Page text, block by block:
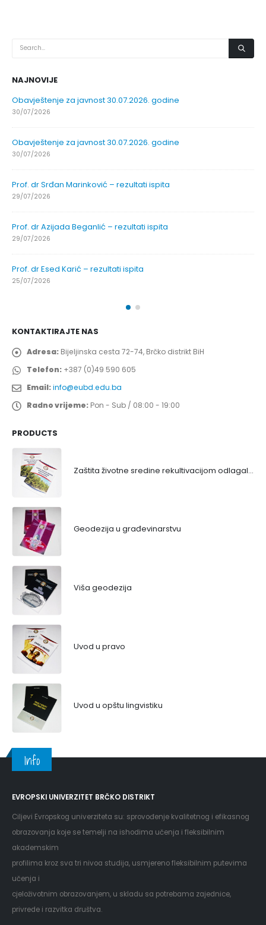
NAJNOVIJE
Obavještenje za javnost 30.07.2026. godine
30/07/2026
Obavještenje za javnost 30.07.2026. godine
30/07/2026
Prof. dr Srđan Marinković – rezultati ispita
29/07/2026
Prof. dr Azijada Beganlić – rezultati ispita
29/07/2026
Prof. dr Esed Karić – rezultati ispita
25/07/2026
KONTAKTIRAJTE NAS
Adresa: Bijeljinska cesta 72-74, Brčko distrikt BiH
Telefon: +387 (0)49 590 605
Email:info@eubd.edu.ba
Radno vrijeme: Pon - Sub / 08:00 - 19:00
PRODUCTS
Zaštita životne sredine rekultivacijom odlagališta
Geodezija u građevinarstvu
Viša geodezija
Uvod u pravo
Uvod u opštu lingvistiku
Info
EVROPSKI UNIVERZITET BRČKO DISTRIKT
Ciljevi Evropskog univerziteta su: sprovođenje kvalitetnog i efikasnog
obrazovanja koje se temelji na ishodima učenja i fleksibilnim
akademskim
profilima kroz sva tri nivoa studija, usmjereno fleksibilnim putevima
učenja i
cjeloživotnim obrazovanjem, u skladu sa potrebama zajednice,
privrede i razvitka društva.